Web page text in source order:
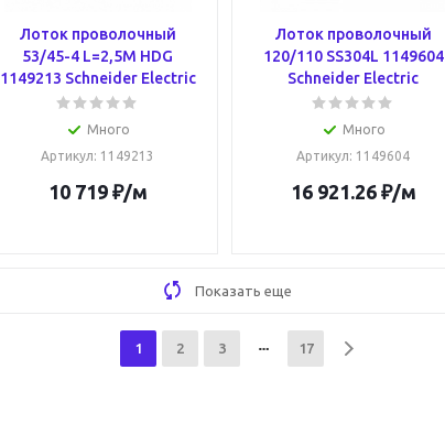
Лоток проволочный
53/45-4 L=2,5M HDG
1149213 Schneider Electric
Много
Артикул: 1149213
10 719₽/м
Лоток проволочный
120/110 SS304L 1149604
Schneider Electric
Много
Артикул: 1149604
16 921.26₽/м
Показать еще
1 2 3 17